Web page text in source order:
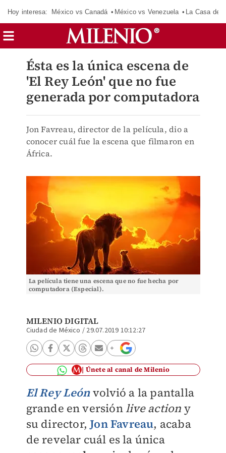
Hoy interesa: México vs Canadá México vs Venezuela La Casa de
Ésta es la única escena de
'El Rey León' que no fue
generada por computadora
Jon Favreau, director de la película, dio a
conocer cuál fue la escena que filmaron en
África.
La película tiene una escena que no fue hecha por
computadora (Especial).
MILENIO DIGITAL
Ciudad de México / 29.07.2019 10:12:27
Únete al canal de Milenio
El Rey Leónvolvió a la pantalla
grande en versiónlive action y
su director,Jon Favreau, acaba
de revelar cuál es la única